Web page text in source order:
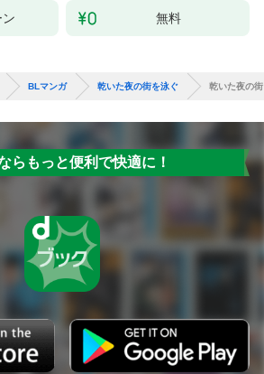
無料
BLマンガ 乾いた夜の街を泳ぐ 乾いた夜の
らもっと便利で快適に！